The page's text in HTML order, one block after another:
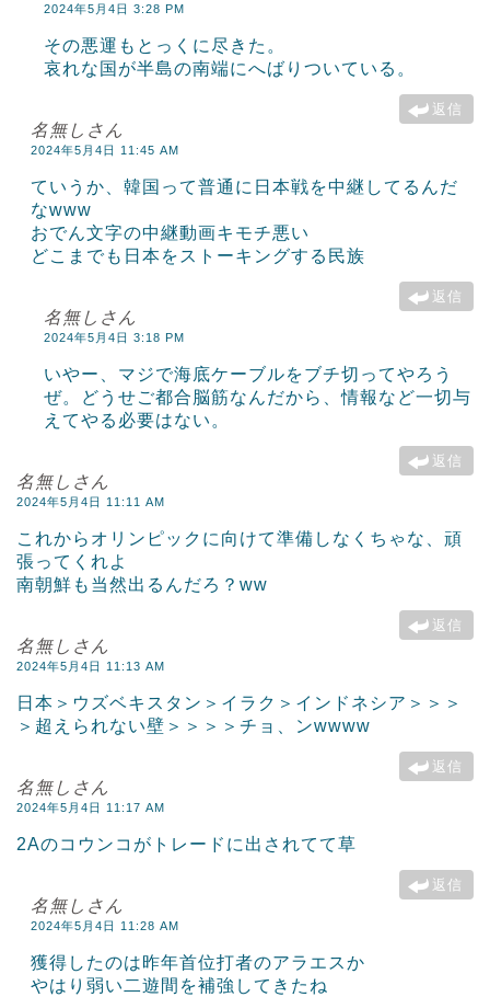
2024年5月4日 3:28 PM
その悪運もとっくに尽きた。
哀れな国が半島の南端にへばりついている。
返信
名無しさん
2024年5月4日 11:45 AM
ていうか、韓国って普通に日本戦を中継してるんだ
なwww
おでん文字の中継動画キモチ悪い
どこまでも日本をストーキングする民族
返信
名無しさん
2024年5月4日 3:18 PM
いやー、マジで海底ケーブルをブチ切ってやろう
ぜ。どうせご都合脳筋なんだから、情報など一切与
えてやる必要はない。
返信
名無しさん
2024年5月4日 11:11 AM
これからオリンピックに向けて準備しなくちゃな、頑
張ってくれよ
南朝鮮も当然出るんだろ？ww
返信
名無しさん
2024年5月4日 11:13 AM
日本＞ウズベキスタン＞イラク＞インドネシア＞＞＞
＞超えられない壁＞＞＞＞チョ、ンwwww
返信
名無しさん
2024年5月4日 11:17 AM
2Aのコウンコがトレードに出されてて草
返信
名無しさん
2024年5月4日 11:28 AM
獲得したのは昨年首位打者のアラエスか
やはり弱い二遊間を補強してきたね